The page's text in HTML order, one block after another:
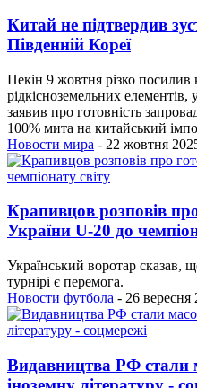
Китай не підтвердив
Південній Кореї
Пекін 9 жовтня різко посилив
рідкісноземельних
заявив про готовність
100% мита на китайський
Новости мира - 22 жовтня
Крапивцов розповів про
України U-20 до
Український воротар сказав,
турнірі є перемога.
Новости футбола - 26 вересня
Видавництва РФ стали